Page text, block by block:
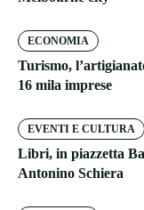
ECONOMIA
Turismo,
16 mila imprese
EVENTI E CULTURA
Libri, in piazzetta
Antonino Schiera